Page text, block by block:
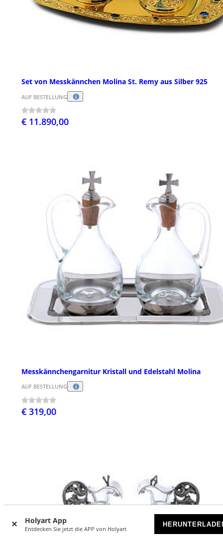
Holyart App
Entdecken Sie jetzt die APP von Holyart
Set von Messkännchen Molina St. Remy aus Silber 925
AUF BESTELLUNG
€ 11.890,00
Messkännchengarnitur Kristall und Edelstahl Molina
AUF BESTELLUNG
€ 319,00